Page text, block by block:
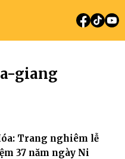
giang
Trang nghiêm lễ
37 năm ngày Ni